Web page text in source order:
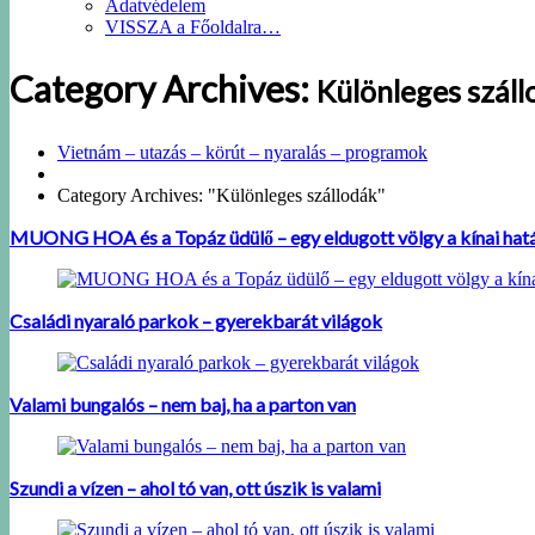
Adatvédelem
VISSZA a Főoldalra…
Category Archives: Különleges
Vietnám – utazás – körút – nyaralás – programok
Category Archives: "Különleges szállodák"
MUONG HOA és a Topáz üdülő – egy eldugott völgy a kínai
Családi nyaraló parkok – gyerekbarát világok
Valami bungalós – nem baj, ha a parton van
Szundi a vízen – ahol tó van, ott úszik is valami